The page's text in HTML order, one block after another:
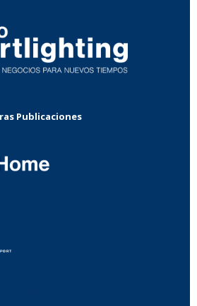
Publicaciones